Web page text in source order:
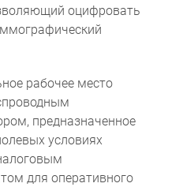
оцифровать
рабочее место
предназначенное
условиях
для оперативного